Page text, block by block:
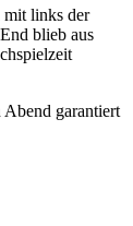
mit links der
blieb aus
garantiert